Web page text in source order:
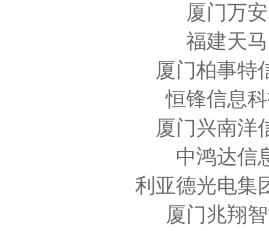
厦门万
福建天
厦门柏事特
恒锋信息
厦门兴南洋
中鸿达信
利亚德光电集
厦门兆翔